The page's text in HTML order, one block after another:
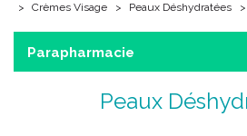
Crèmes Visage
Peaux Déshydratées
Parapharmacie
Peaux